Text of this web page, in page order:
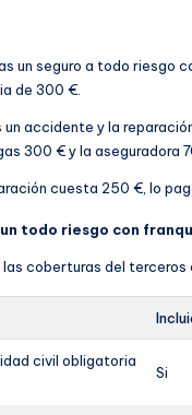
un seguro a todo riesgo
de 300 €.
un accidente y la
300 € y la aseguradora
cuesta 250 €, lo
todo riesgo con
coberturas del terceros
civil obligatoria
Si